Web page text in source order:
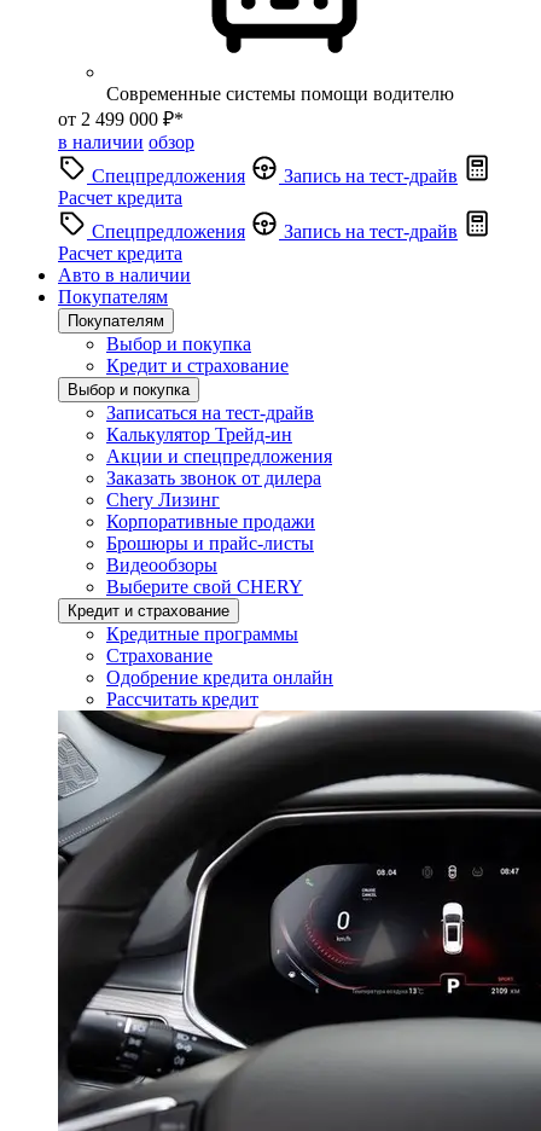
Современные системы помощи водителю
от 2 499 000 ₽*
в наличии обзор
Спецпредложения
Запись на тест-драйв
Расчет кредита
Спецпредложения
Запись на тест-драйв
Расчет кредита
Авто в наличии
Покупателям
Покупателям
Выбор и покупка
Кредит и страхование
Выбор и покупка
Записаться на тест-драйв
Калькулятор Трейд-ин
Акции и спецпредложения
Заказать звонок от дилера
Chery Лизинг
Корпоративные продажи
Брошюры и прайс-листы
Видеообзоры
Выберите свой CHERY
Кредит и страхование
Кредитные программы
Страхование
Одобрение кредита онлайн
Рассчитать кредит